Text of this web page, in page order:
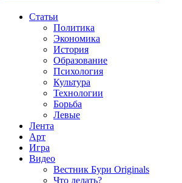
Статьи
Политика
Экономика
История
Образование
Психология
Культура
Технологии
Борьба
Левые
Лента
Арт
Игра
Видео
Вестник Бури Originals
Что делать?